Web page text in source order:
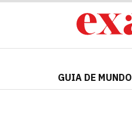
GUIA DE MUNDO